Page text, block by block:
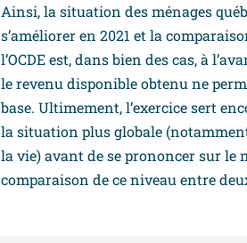
Ainsi, la situation des ménages
s’améliorer en 2021 et la
l’OCDE est, dans bien des cas, à
le revenu disponible obtenu ne
base. Ultimement, l’exercice sert
la situation plus globale
la vie) avant de se prononcer sur
comparaison de ce niveau entre